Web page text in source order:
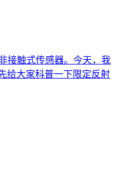
接触式传感器。今天，我
给大家科普一下限定反射